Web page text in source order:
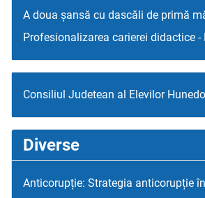
A doua șansă cu dascăli de primă
Profesionalizarea carierei didactice -
Consiliul Judetean al Elevilor
Diverse
Anticorupție: Strategia anticorupție